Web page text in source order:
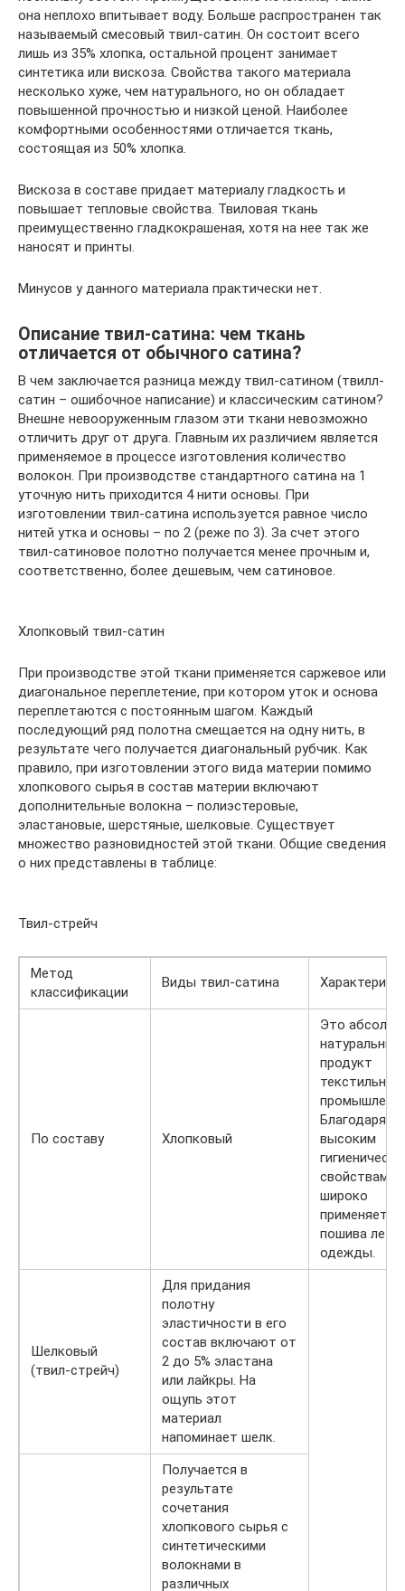
она неплохо впитывает воду. Больше распространен так
называемый смесовый твил-сатин. Он состоит всего
лишь из 35% хлопка, остальной процент занимает
синтетика или вискоза. Свойства такого материала
несколько хуже, чем натурального, но он обладает
повышенной прочностью и низкой ценой. Наиболее
комфортными особенностями отличается ткань,
состоящая из 50% хлопка.
Вискоза в составе придает материалу гладкость и
повышает тепловые свойства. Твиловая ткань
преимущественно гладкокрашеная, хотя на нее так же
наносят и принты.
Минусов у данного материала практически нет.
Описание твил-сатина: чем ткань
отличается от обычного сатина?
В чем заключается разница между твил-сатином (твилл-
сатин – ошибочное написание) и классическим сатином?
Внешне невооруженным глазом эти ткани невозможно
отличить друг от друга. Главным их различием является
применяемое в процессе изготовления количество
волокон. При производстве стандартного сатина на 1
уточную нить приходится 4 нити основы. При
изготовлении твил-сатина используется равное число
нитей утка и основы – по 2 (реже по 3). За счет этого
твил-сатиновое полотно получается менее прочным и,
соответственно, более дешевым, чем сатиновое.
Хлопковый твил-сатин
При производстве этой ткани применяется саржевое или
диагональное переплетение, при котором уток и основа
переплетаются с постоянным шагом. Каждый
последующий ряд полотна смещается на одну нить, в
результате чего получается диагональный рубчик. Как
правило, при изготовлении этого вида материи помимо
хлопкового сырья в состав материи включают
дополнительные волокна – полиэстеровые,
эластановые, шерстяные, шелковые. Существует
множество разновидностей этой ткани. Общие сведения
о них представлены в таблице:
Твил-стрейч
Метод
классификации
Виды твил-сатина
По составу Хлопковый
Это
натуральный
продукт
текстильной
Благодаря
высоким
свойствам
широко
пошива
одежды.
Шелковый
(твил-стрейч)
Для придания
полотну
эластичности в его
состав включают от
2 до 5% эластана
или лайкры. На
ощупь этот
материал
напоминает шелк.
Получается в
результате
сочетания
хлопкового сырья с
синтетическими
волокнами в
различных